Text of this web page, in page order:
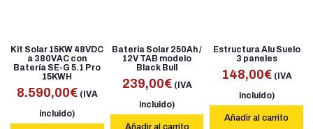
Kit Solar 15KW 48VDC
a 380VAC con
Batería SE-G 5.1 Pro
15KWH
8.590,00€ (IVA
incluido)
Batería Solar 250Ah /
12V TAB modelo
Black Bull
239,00€ (IVA
incluido)
Estructura Alu Suelo
3 paneles
148,00€ (IVA
incluido)
Añadir al carrito